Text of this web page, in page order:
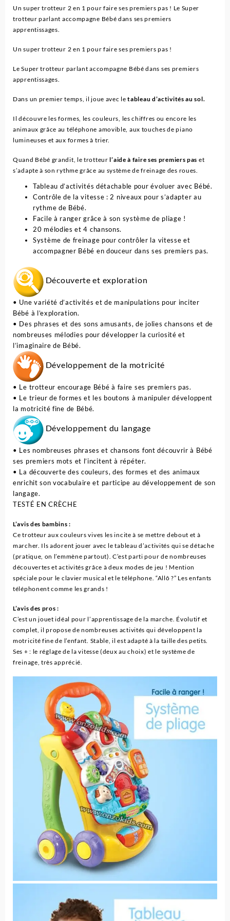
Un super trotteur 2 en 1 pour faire ses premiers pas ! Le Super
trotteur parlant accompagne Bébé dans ses premiers
apprentissages.
Un super trotteur 2 en 1 pour faire ses premiers pas !
Le Super trotteur parlant accompagne Bébé dans ses premiers
apprentissages.
Dans un premier temps, il joue avec letableau d’activités au sol.
Il découvre les formes, les couleurs, les chiffres ou encore les
animaux grâce au téléphone amovible, aux touches de piano
lumineuses et aux formes à trier.
Quand Bébé grandit, le trotteurl’aide à faire ses premiers pas et
s’adapte à son rythme grâce au système de freinage des roues.
Tableau d’activités détachable pour évoluer avec Bébé.
Contrôle de la vitesse : 2 niveaux pour s’adapter au
rythme de Bébé.
Facile à ranger grâce à son système de pliage !
20 mélodies et 4 chansons.
Système de freinage pour contrôler la vitesse et
accompagner Bébé en douceur dans ses premiers pas.
Découverte et exploration
• Une variété d’activités et de manipulations pour inciter
Bébé à l’exploration.
• Des phrases et des sons amusants, de jolies chansons et de
nombreuses mélodies pour développer la curiosité et
l’imaginaire de Bébé.
Développement de la motricité
• Le trotteur encourage Bébé à faire ses premiers pas.
• Le trieur de formes et les boutons à manipuler développent
la motricité fine de Bébé.
Développement du langage
• Les nombreuses phrases et chansons font découvrir à Bébé
ses premiers mots et l’incitent à répéter.
• La découverte des couleurs, des formes et des animaux
enrichit son vocabulaire et participe au développement de son
langage.
TESTÉ EN CRÈCHE
L’avis des bambins :
Ce trotteur aux couleurs vives les incite à se mettre debout et à
marcher. Ils adorent jouer avec le tableau d’activités qui se détache
(pratique, on l’emmène partout). C’est parti pour de nombreuses
découvertes et activités grâce à deux modes de jeu ! Mention
spéciale pour le clavier musical et le téléphone. “Allô ?” Les enfants
téléphonent comme les grands !
L’avis des pros :
C’est un jouet idéal pour l’apprentissage de la marche. Évolutif et
complet, il propose de nombreuses activités qui développent la
motricité fine de l’enfant. Stable, il est adapté à la taille des petits.
Ses + : le réglage de la vitesse (deux au choix) et le système de
freinage, très apprécié.